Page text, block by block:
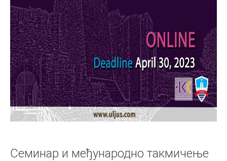
Семинар и међународно такмичење